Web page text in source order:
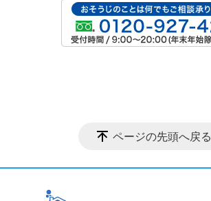
ページの先頭へ戻る